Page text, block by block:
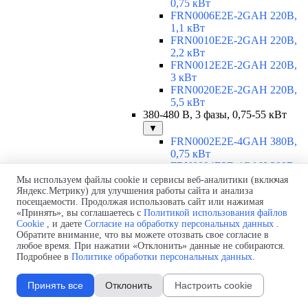
0,75 кВт
FRN0006E2E-2GAH 220В,
1,1 кВт
FRN0010E2E-2GAH 220В,
2,2 кВт
FRN0012E2E-2GAH 220В,
3 кВт
FRN0020E2E-2GAH 220В,
5,5 кВт
380-480 В, 3 фазы, 0,75-55 кВт
▼
FRN0002E2E-4GAH 380В,
0,75 кВт
FRN0004E2E-4GAH 380В,
1,5 кВт
FRN0006E2E-4GAH 380В,
2,2 кВт
FRN0007E2E-4GAH 380В,
3 кВт
FRN0012E2E-4GAH 380В,
5,5 кВт
FRN0022E2E-4EH 380В, 11
кВт
FRN0029E2E-4EH 380В, 15
Мы используем файлы cookie и сервисы веб-аналитики (включая
Яндекс.Метрику) для улучшения работы сайта и анализа
посещаемости. Продолжая использовать сайт или нажимая
«Принять», вы соглашаетесь с Политикой использования файлов
Cookie , и даете Согласие на обработку персональных данных .
Обратите внимание, что вы можете отозвать свое согласие в
любое время. При нажатии «Отклонить» данные не собираются.
Подробнее в Политике обработки персональных данных.
Принять все Отклонить Настроить cookie